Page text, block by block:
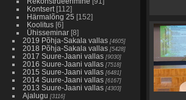
Kontsert [112]
Härmalõng 25 [152]
Koolitus [6]
Ühisseminar [8]
2019 Põhja-Sakala vallas [4605]
2018 Põhja-Sakala vallas [5428]
2017 Suure-Jaani vallas [9030]
2016 Suure-Jaani vallas [7518]
2015 Suure-Jaani vallas [6481]
2014 Suure-Jaani vallas [6167]
2013 Suure-Jaani vallas [4303]
Ajalugu [3116]